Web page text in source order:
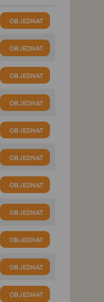
OBJEDNAT
OBJEDNAT
OBJEDNAT
OBJEDNAT
OBJEDNAT
OBJEDNAT
OBJEDNAT
OBJEDNAT
OBJEDNAT
OBJEDNAT
OBJEDNAT